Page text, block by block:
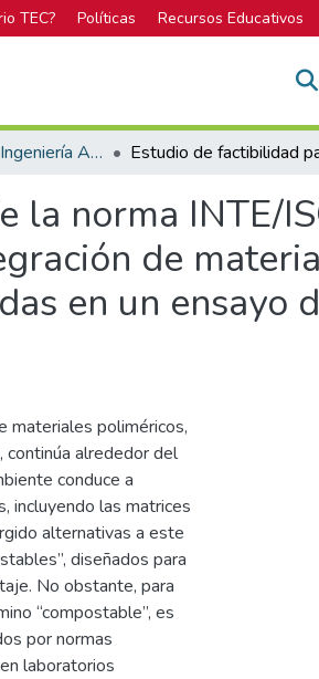
TEC? Políticas Recursos Educativos
Licenciatura en Ingeniería Ambiental
la norma INTE/
de
en un ensayo
materiales poliméricos,
continúa alrededor del
conduce a
incluyendo las matrices
alternativas a este
diseñados para
No obstante, para
“compostable”, es
por normas
laboratorios